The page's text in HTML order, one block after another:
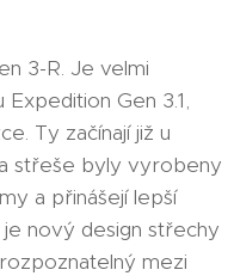
3-R. Je velmi
Gen 3.1,
Ty začínají již u
střeše byly vyrobeny
a přinášejí lepší
nový design střechy
mezi